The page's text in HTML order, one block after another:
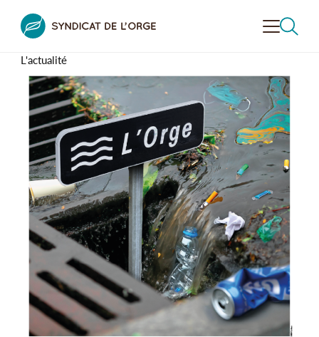
VALORISERLA VALLÉE
CONTRÔLERL'ASSAINISSEMENT
PRÉVENIR LE RISQUE INONDATION
DÉCOUVRIR LA VALLÉE
SENSIBILISERÀ L’ENVIRONNEMENT
LE SYNDICAT DE L’ORGE
RECHERCHER
L'actualité